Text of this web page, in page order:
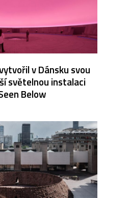
v Dánsku svou
světelnou instalaci
Below